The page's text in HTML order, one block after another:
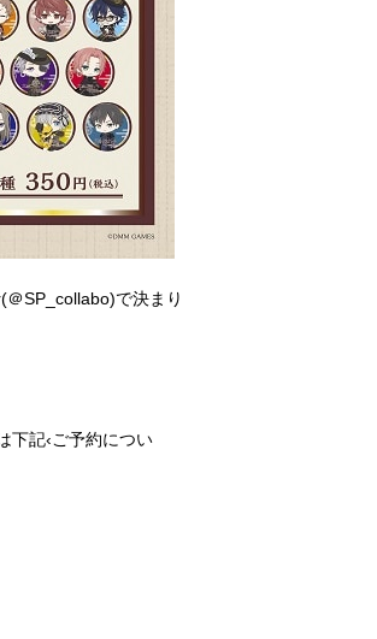
SP_collabo)で決まり
下記‹ご予約につい